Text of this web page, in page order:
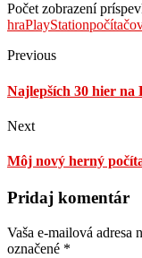
Počet zobrazení
hraPlayStation
Previous
Najlepších 30 hier na
Next
Môj nový herný
Pridaj komentár
Vaša e-mailová adresa
označené *